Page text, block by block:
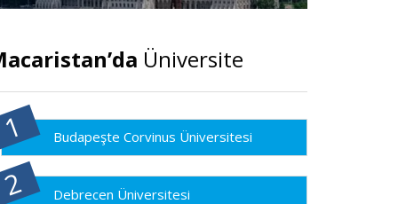
Üniversite
Budapeşte Corvinus Üniversitesi
Debrecen Üniversitesi